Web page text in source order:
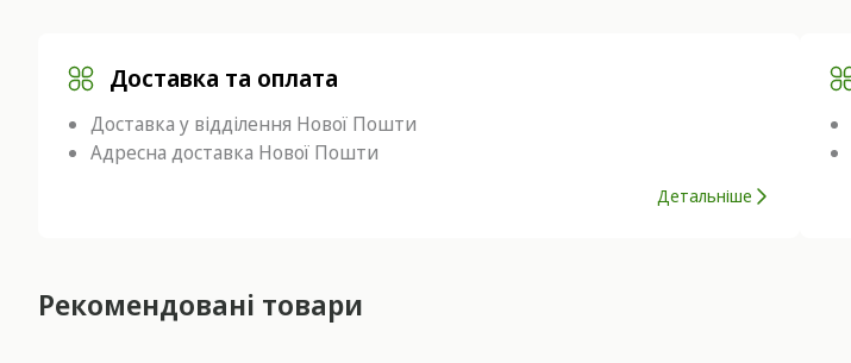
Доставка та оплата
Доставка у відділення Нової Пошти
Адресна доставка Нової Пошти
Детальніше
Рекомендовані товари